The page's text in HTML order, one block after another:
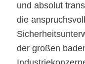
und absolut
die
der großen